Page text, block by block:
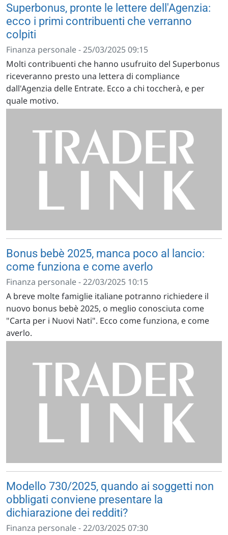
Superbonus, pronte le lettere dell'Agenzia:
ecco i primi contribuenti che verranno
colpiti
Finanza personale - 25/03/2025 09:15
Molti contribuenti che hanno usufruito del Superbonus
riceveranno presto una lettera di compliance
dall'Agenzia delle Entrate. Ecco a chi toccherà, e per
quale motivo.
Bonus bebè 2025, manca poco al lancio:
come funziona e come averlo
Finanza personale - 22/03/2025 10:15
A breve molte famiglie italiane potranno richiedere il
nuovo bonus bebè 2025, o meglio conosciuta come
"Carta per i Nuovi Nati". Ecco come funziona, e come
averlo.
Modello 730/2025, quando ai soggetti non
obbligati conviene presentare la
dichiarazione dei redditi?
Finanza personale - 22/03/2025 07:30